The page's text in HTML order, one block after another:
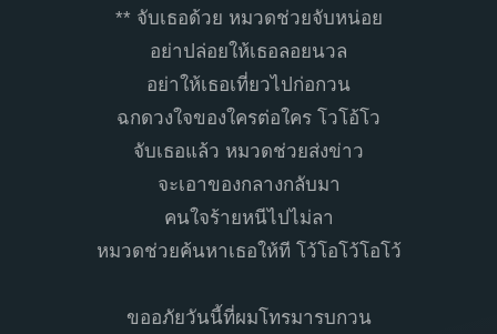
** จับเธอด้วย หมวดช่วยจับหน่อย
อย่าปล่อยให้เธอลอยนวล
อย่าให้เธอเที่ยวไปก่อกวน
ฉกดวงใจของใครต่อใคร โวโอ้โว
จับเธอแล้ว หมวดช่วยส่งข่าว
จะเอาของกลางกลับมา
คนใจร้ายหนีไปไม่ลา
หมวดช่วยค้นหาเธอให้ที โว้โอโว้โอโว้
ขออภัยวันนี้ที่ผมโทรมารบกวน